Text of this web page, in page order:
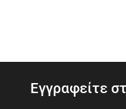
Εγγραφείτε